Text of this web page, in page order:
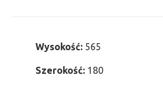
Wysokość: 565
Szerokość: 180